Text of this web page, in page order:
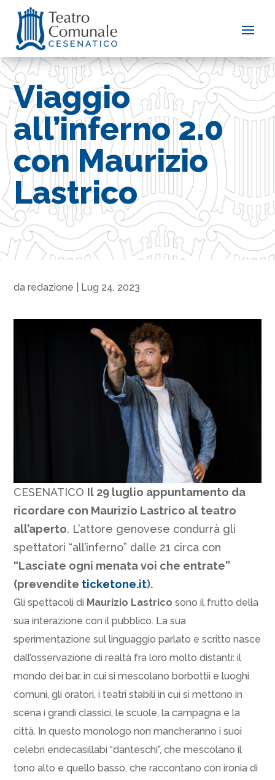
Viaggio
all’inferno 2.0
con Maurizio
Lastrico
daredazione Lug 24, 2023
CESENATICO Il 29 luglio appuntamento da
ricordare con Maurizio Lastrico al teatro
all’aperto. L’attore genovese condurrà gli
spettatori “all’inferno” dalle 21 circa con
“Lasciate ogni menata voi che entrate”
(prevendite ticketone.it).
Gli spettacoli di Maurizio Lastrico sono il frutto della
sua interazione con il pubblico. La sua
sperimentazione sul linguaggio parlato e scritto nasce
dall’osservazione di realtà fra loro molto distanti: il
mondo dei bar, in cui si mescolano borbottii e luoghi
comuni, gli oratori, i teatri stabili in cui si mettono in
scena i grandi classici, le scuole, la campagna e la
città. In questo monologo non mancheranno i suoi
celebri endecasillabi “danteschi”, che mescolano il
tono alto e quello basso, che raccontano con ironia di